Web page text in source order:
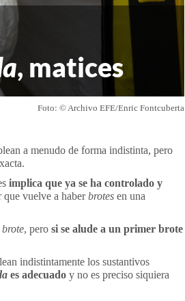
, matices
Foto: © Archivo EFE/Enric Fontcuberta
a menudo de forma indistinta, pero
implica que ya se ha controlado y
que vuelve a haberbrotes en una
brote, pero si se alude a un primer brote
indistintamente los sustantivos
es adecuado y no es preciso siquiera